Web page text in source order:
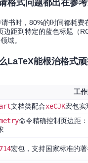
格式问题都出在参
书时，80%的时间都耗
边距到特定的蓝色标题（
域。
LaTeX能根治格式顽
工
文档类配合xeCJK宏包
命令精确控制页边距：
宏包，支持国家标准的